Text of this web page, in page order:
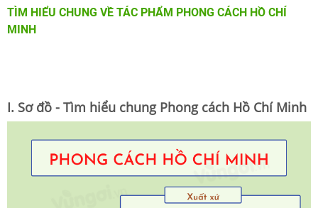
TÌM HIỂU CHUNG VỀ TÁC PHẨM PHONG CÁCH HỒ CHÍ
MINH
I. Sơ đồ - Tìm hiểu chung Phong cách Hồ Chí Minh